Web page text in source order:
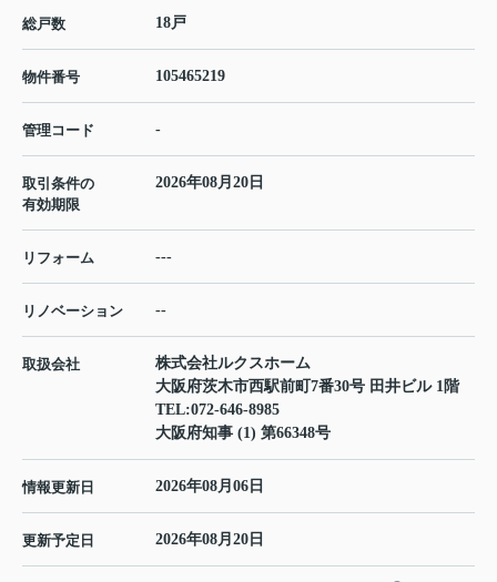
総戸数 18戸
物件番号 105465219
管理コード -
取引条件の
有効期限
2026年08月20日
リフォーム ---
リノベーション --
取扱会社
株式会社ルクスホーム
大阪府茨木市西駅前町7番30号 田井ビル 1階
TEL:072-646-8985
大阪府知事 (1) 第66348号
情報更新日 2026年08月06日
更新予定日 2026年08月20日